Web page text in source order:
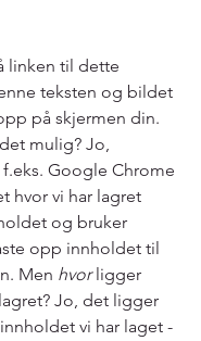
linken til dette
teksten og bildet
på skjermen din.
mulig? Jo,
Google Chrome
hvor vi har lagret
og bruker
opp innholdet til
Men hvor ligger
Jo, det ligger
vi har laget -